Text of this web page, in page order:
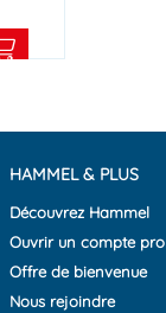
HAMMEL & PLUS
Découvrez Hammel
Ouvrir un compte pro
Offre de bienvenue
Nous rejoindre